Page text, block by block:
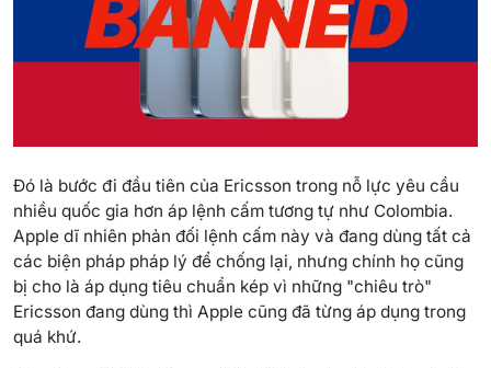
Đó là bước đi đầu tiên của Ericsson trong nỗ lực yêu cầu
nhiều quốc gia hơn áp lệnh cấm tương tự như Colombia.
Apple dĩ nhiên phản đối lệnh cấm này và đang dùng tất cả
các biện pháp pháp lý để chống lại, nhưng chính họ cũng
bị cho là áp dụng tiêu chuẩn kép vì những "chiêu trò"
Ericsson đang dùng thì Apple cũng đã từng áp dụng trong
quá khứ.